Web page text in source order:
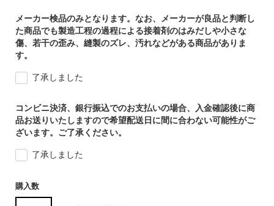
メーカー検品のみとなります。なお、メーカーが良品と判断し
た商品でも製造工程の過程による接着剤のはみだしや小さな
傷、若干の歪み、縫製のズレ、汚れなどがある商品がありま
す。
了承しました
コンビニ決済、銀行振込でのお支払いの場合、入金確認後に商
品お送りいたしますので希望配送日に間に合わない可能性がご
ざいます。ご了承ください。
了承しました
購入数